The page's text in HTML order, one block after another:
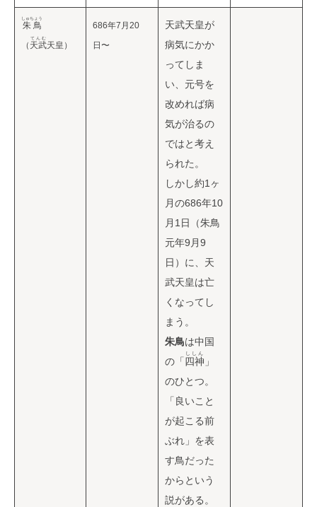
朱鳥
しゅちょう
（ 天武
てんむ
天皇）
686年7月20
日〜
天武天皇が
病気にかか
ってしま
い、元号を
改めれば病
気が治るの
ではと考え
られた。
しかし約1ヶ
月の686年10
月1日（朱鳥
元年9月9
日）に、天
武天皇は亡
くなってし
まう。
朱鳥は中国
の「 四神
ししん
」
のひとつ。
「良いこと
が起こる前
ぶれ」を表
す鳥だった
からという
説がある。